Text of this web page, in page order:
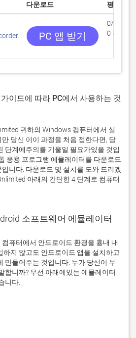
다운로드 평점
PC 앱 받기
0/5
0 리뷰
이드에 따라 PC에서 사용하는 것
귀하의 Windows 컴퓨터에서 실
당신 이이 과정을 처음 접한다면, 당
단계에주의를 기울일 필요가있을 것입
응용 프로그램 에뮬레이터를 다운로드
니다. 다운로드 및 설치를 도와 드리겠
아래의 간단한 4 단계로 컴퓨터
소프트웨어 에뮬레이터
퓨터에서 안드로이드 환경을 흉내 내
하지 않고도 안드로이드 앱을 설치하고
만들어주는 것입니다. 누가 당신이 두
합니까? 우선 아래에있는 에뮬레이터